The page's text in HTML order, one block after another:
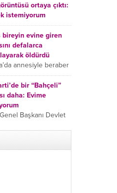
kanserine yakalanan
Canan Ergüder
ilk ölümün...
ortaya çıktı:
istemiyorum
eski eşi
boğazından
Emine Bulut’un
istemiyorum”
ve yanında bulunan
kızının “Anne
bireyin evine giren
defalarca
öldürdü
annesiyle beraber
babasının trans
evine girdiği gören
vücudunun
öldürdü.
bir “Bahçeli”
daha: Evime
Başkanı Devlet